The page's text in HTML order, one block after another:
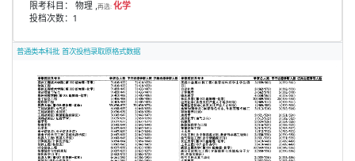
限考科目： 物理 ,再选: 化学
投档次数：1
普通类本科批 首次投档录取原格式数据